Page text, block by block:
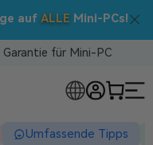
im Warenkorb.
Garantie für Mini-PC
Umfassende Tipps